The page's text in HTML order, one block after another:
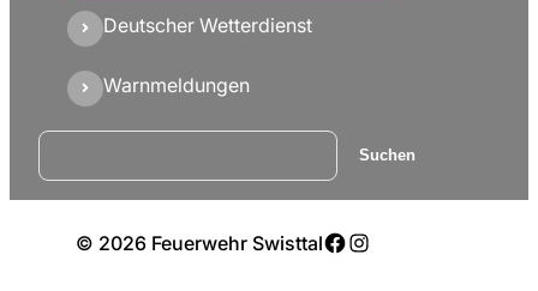
Deutscher Wetterdienst
Warnmeldungen
Suchen Suchen
© 2026 Feuerwehr SwisttalFacebook
Instagram